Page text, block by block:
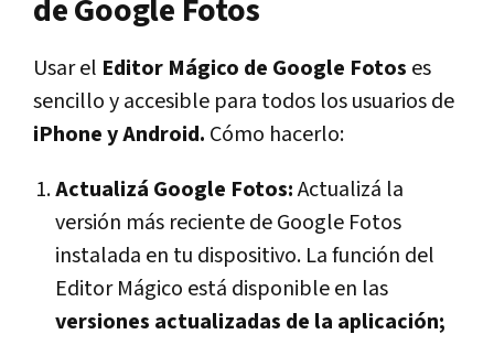
de Google Fotos
Usar el Editor Mágico de Google Fotos es
sencillo y accesible para todos los usuarios de
iPhone y Android. Cómo hacerlo:
Actualizá Google Fotos:Actualizá la
versión más reciente de Google Fotos
instalada en tu dispositivo. La función del
Editor Mágico está disponible en las
versiones actualizadas de la aplicación;